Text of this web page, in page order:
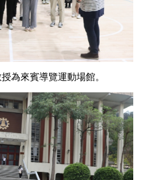
為來賓導覽運動場館。